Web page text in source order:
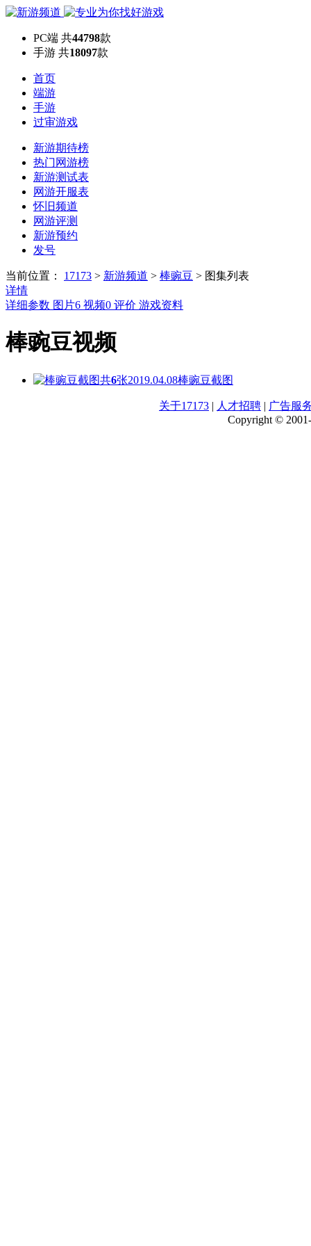
PC端 共44798款
手游 共18097款
首页
端游
手游
过审游戏
新游期待榜
热门网游榜
新游测试表
网游开服表
怀旧频道
网游评测
新游预约
发号
当前位置： 17173 > 新游频道 > 棒豌豆 > 图集列表
详情
详细参数 图片6 视频0 评价 游戏资料
棒豌豆视频
共6张2019.04.08棒豌豆截图
关于17173 | 人才招聘 | 广告服
Copyright ©